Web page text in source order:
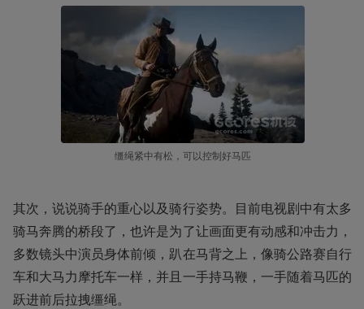
缰绳紧中有松，可以控制好马匹
其次，说说骑手的重心以及骑行姿势。目前电视剧中有太多
骑马奔腾的桥段了，也许是为了让画面更有动感和冲击力，
多数镜头中演员身体前倾，趴在马背之上，像骑公路赛自行
车和大马力摩托车一样，并且一手持马鞭，一手随着马匹的
跃进前后拉拽缰绳。